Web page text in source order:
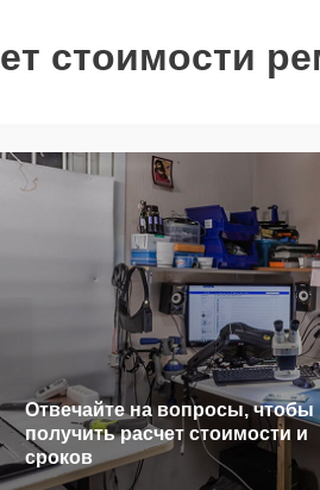
стоимости
Отвечайте на вопросы, чтобы
получить расчет стоимости и
сроков